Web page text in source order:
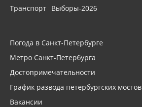
Транспорт Выборы-2026
Погода в Санкт-Петербурге
Метро Санкт-Петербурга
Достопримечательности
График развода петербургских мостов
Вакансии